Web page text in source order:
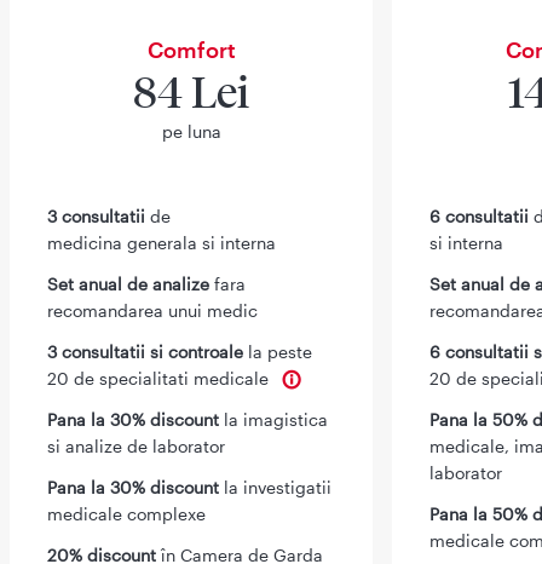
Comfort
84 Lei
pe luna
3 consultatii de
medicina generala si interna
Set anual de analize fara
recomandarea unui medic
3 consultatii si controale la peste
20 de specialitati medicale
Pana la 30% discount la imagistica
si analize de laborator
Pana la 30% discount la investigatii
medicale complexe
20% discount în Camera de Garda
6 consultatii
si interna
Set anual de
6 consultatii
20 de
Pana la 50%
medicale,
laborator
Pana la 50%
medicale